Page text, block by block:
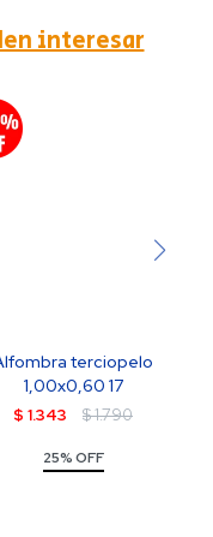
interesar
terciopelo
1,00x0,60 17
$ 1.343 $1.790
25% OFF